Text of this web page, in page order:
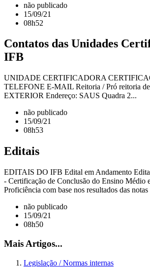
não publicado
15/09/21
08h52
Contatos das Unidades
IFB
UNIDADE CERTIFICADORA
TELEFONE E-MAIL Reitoria / Pró reitoria
EXTERIOR Endereço: SAUS Quadra 2...
não publicado
15/09/21
08h53
Editais
EDITAIS DO IFB Edital em Andamento
- Certificação de Conclusão do Ensino Médio
Proficiência com base nos resultados das
não publicado
15/09/21
08h50
Mais Artigos...
Legislação / Normas internas